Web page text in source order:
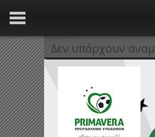
Δεν υπάρχουν